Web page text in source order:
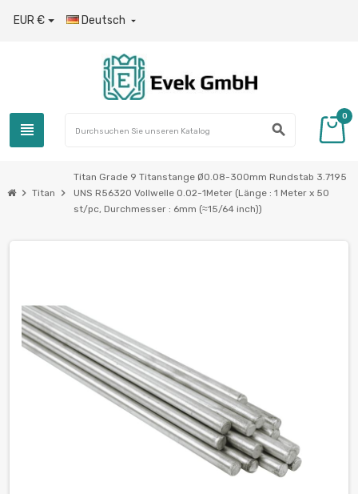
EUR € Deutsch 
view_headline search
0
chevron_right Titan chevron_right
Titan Grade 9 Titanstange Ø0.08-300mm Rundstab 3.7195
UNS R56320 Vollwelle 0.02-1Meter (Länge : 1 Meter x 50
st/pc, Durchmesser : 6mm (≈15/64 inch))